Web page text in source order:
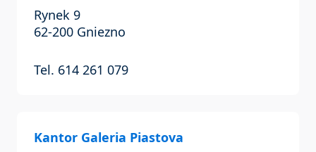
Rynek 9
62-200 Gniezno
Tel. 614 261 079
Kantor Galeria Piastova